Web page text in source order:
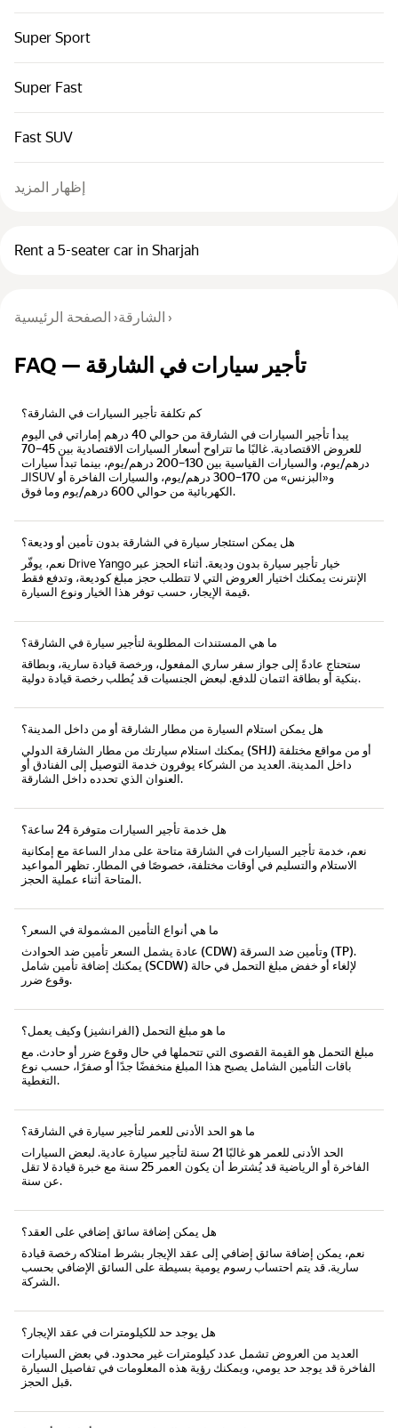
Super Sport
Super Fast
Fast SUV
إظهار المزيد
Rent a 5-seater car in Sharjah
الصفحة الرئيسية ›الشارقة ›
FAQ — تأجير سيارات في الشارقة
كم تكلفة تأجير السيارات في الشارقة؟
يبدأ تأجير السيارات في الشارقة من حوالي 40 درهم إماراتي في اليوم
للعروض الاقتصادية. غالبًا ما تتراوح أسعار السيارات الاقتصادية بين
45–70
درهم/يوم، والسيارات القياسية بين 130–200 درهم/يوم
، بينما تبدأ سيارات
الـSUV و«البزنس» من 170–300 درهم/يوم
، والسيارات الفاخرة أو
الكهربائية من حوالي 600 درهم/يوم وما فوق.
هل يمكن استئجار سيارة في الشارقة بدون تأمين أو وديعة؟
نعم، يوفّر Drive Yango خيار تأجير سيارة بدون وديعة. أثناء الحجز عبر
الإنترنت يمكنك اختيار العروض التي لا تتطلب حجز مبلغ كوديعة، وتدفع فقط
قيمة الإيجار، حسب توفر هذا الخيار ونوع السيارة.
ما هي المستندات المطلوبة لتأجير سيارة في الشارقة؟
ستحتاج عادةً إلى جواز سفر ساري المفعول، ورخصة قيادة سارية، وبطاقة
بنكية أو بطاقة ائتمان للدفع. لبعض الجنسيات قد يُطلب رخصة قيادة دولية .
هل يمكن استلام السيارة من مطار الشارقة أو من داخل المدينة؟
يمكنك استلام سيارتك من مطار الشارقة الدولي (SHJ)
داخل المدينة. العديد من الشركاء يوفرون خدمة التوصيل إلى الفنادق أو
العنوان الذي تحدده داخل الشارقة.
هل خدمة تأجير السيارات متوفرة 24 ساعة؟
نعم، خدمة تأجير السيارات في الشارقة متاحة على مدار الساعة مع إمكانية
الاستلام والتسليم في أوقات مختلفة، خصوصًا في المطار. تظهر المواعيد
المتاحة أثناء عملية الحجز.
ما هي أنواع التأمين المشمولة في السعر؟
عادة يشمل السعر تأمين ضد الحوادث (CDW) و تأمين ضد السرقة (TP).
يمكنك إضافة تأمين شامل (SCDW)
وقوع ضرر.
ما هو مبلغ التحمل (الفرانشيز) وكيف يعمل؟
مبلغ التحمل هو القيمة القصوى التي تتحملها في حال وقوع ضرر أو حادث. مع
باقات التأمين الشامل يصبح هذا المبلغ منخفضًا جدًا أو صفرًا، حسب نوع
التغطية.
ما هو الحد الأدنى للعمر لتأجير سيارة في الشارقة؟
الحد الأدنى للعمر هو غالبًا 21 سنة
لتأجير سيارة عادية. لبعض السيارات
الفاخرة أو الرياضية قد يُشترط أن يكون العمر 25 سنة
مع خبرة قيادة لا تقل
عن سنة.
هل يمكن إضافة سائق إضافي على العقد؟
نعم، يمكن إضافة سائق إضافي إلى عقد الإيجار بشرط امتلاكه رخصة قيادة
سارية. قد يتم احتساب رسوم يومية بسيطة على السائق الإضافي بحسب
الشركة.
هل يوجد حد للكيلومترات في عقد الإيجار؟
العديد من العروض تشمل عدد كيلومترات غير محدود. في بعض السيارات
الفاخرة قد يوجد حد يومي، ويمكنك رؤية هذه المعلومات في تفاصيل السيارة
قبل الحجز.